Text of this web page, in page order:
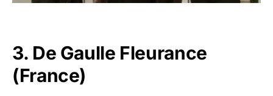
3. De Gaulle Fleurance
(France)